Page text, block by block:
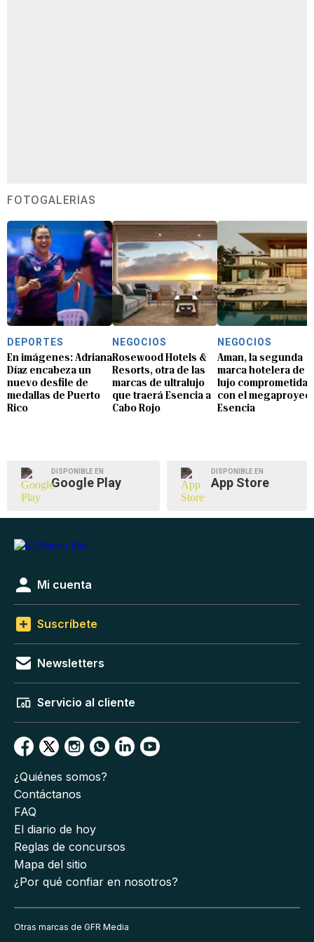
FOTOGALERÍAS
DEPORTES
En imágenes: Adriana
Díaz encabeza un
nuevo desfile de
medallas de Puerto
Rico
NEGOCIOS
Rosewood Hotels &
Resorts, otra de las
marcas de ultralujo
que traerá Esencia a
Cabo Rojo
NEGOCIOS
Aman, la segunda
marca hotelera de
lujo comprometida
con el
Esencia
DISPONIBLE EN
Google Play
DISPONIBLE EN
App Store
Mi cuenta
Suscríbete
Newsletters
Servicio al cliente
¿Quiénes somos?
Contáctanos
FAQ
El diario de hoy
Reglas de concursos
Mapa del sitio
¿Por qué confiar en nosotros?
Otras marcas de GFR Media